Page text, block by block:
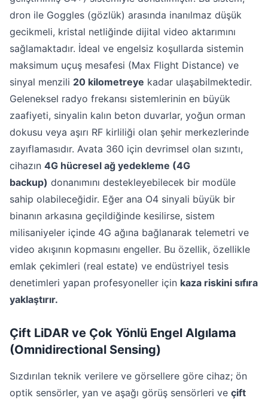
dron ile Goggles (gözlük) arasında inanılmaz düşük
gecikmeli, kristal netliğinde dijital video aktarımını
sağlamaktadır. İdeal ve engelsiz koşullarda sistemin
maksimum uçuş mesafesi (Max Flight Distance) ve
sinyal menzili 20 kilometreye kadar ulaşabilmektedir.
Geleneksel radyo frekansı sistemlerinin en büyük
zaafiyeti, sinyalin kalın beton duvarlar, yoğun orman
dokusu veya aşırı RF kirliliği olan şehir merkezlerinde
zayıflamasıdır. Avata 360 için devrimsel olan sızıntı,
cihazın 4G hücresel ağ yedekleme (4G
backup) donanımını destekleyebilecek bir modüle
sahip olabileceğidir. Eğer ana O4 sinyali büyük bir
binanın arkasına geçildiğinde kesilirse, sistem
milisaniyeler içinde 4G ağına bağlanarak telemetri ve
video akışının kopmasını engeller. Bu özellik, özellikle
emlak çekimleri (real estate) ve endüstriyel tesis
denetimleri yapan profesyoneller için kaza riskini sıfıra
yaklaştırır.
Çift LiDAR ve Çok Yönlü Engel Algılama
(Omnidirectional Sensing)
Sızdırılan teknik verilere ve görsellere göre cihaz; ön
optik sensörler, yan ve aşağı görüş sensörleri ve çift